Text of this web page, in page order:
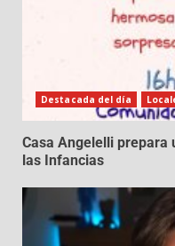
Destacada del día
Casa Angelelli prepara
las Infancias